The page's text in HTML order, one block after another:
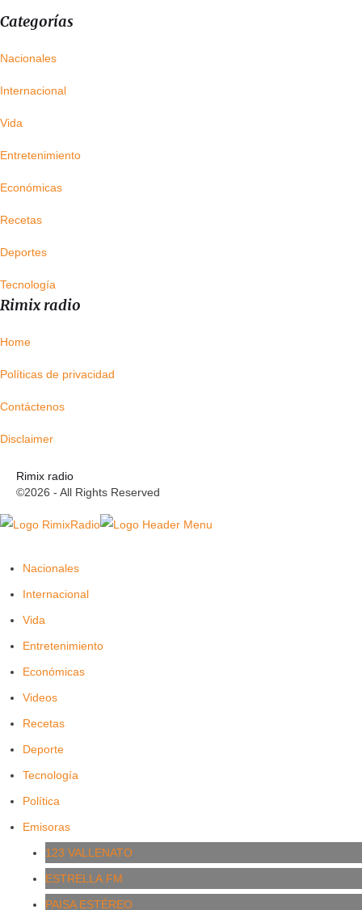
Rimix radio
Home
Políticas de privacidad
Contáctenos
Disclaimer
Categorías
Nacionales
Internacional
Vida
Entretenimiento
Económicas
Recetas
Deportes
Tecnología
Rimix radio
©2026 - All Rights Reserved
Nacionales
Internacional
Vida
Entretenimiento
Económicas
Videos
Recetas
Deporte
Tecnología
Política
Emisoras
123 VALLENATO
ESTRELLA.FM
PAISA ESTÉREO